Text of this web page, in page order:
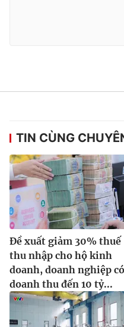
TIN CÙNG
Đề xuất giảm 30% thuế
thu nhập cho hộ kinh
doanh, doanh nghiệp có
doanh thu đến 10 tỷ...